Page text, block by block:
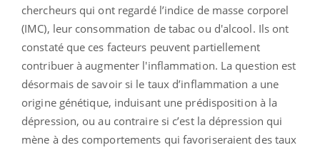
chercheurs qui ont regardé l’indice de masse corporel
(IMC), leur consommation de tabac ou d'alcool. Ils ont
constaté que ces facteurs peuvent partiellement
contribuer à augmenter l'inflammation. La question est
désormais de savoir si le taux d’inflammation a une
origine génétique, induisant une prédisposition à la
dépression, ou au contraire si c’est la dépression qui
mène à des comportements qui favoriseraient des taux